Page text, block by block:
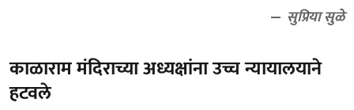
सुप्रिया सुळे
काळाराम मंदिराच्या अध्यक्षांना उच्च न्यायालयाने
हटवले